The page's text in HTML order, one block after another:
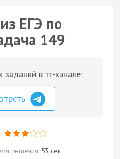
ЕГЭ по
149
в тг-канале:
решения: 53 сек.